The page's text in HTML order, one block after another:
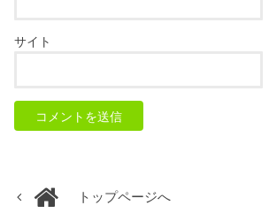
サイト
トップページへ